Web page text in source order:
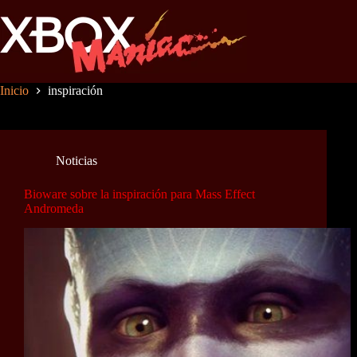
al
contenido
Inicio inspiración
Noticias
Bioware sobre la inspiración para Mass Effect
Andromeda